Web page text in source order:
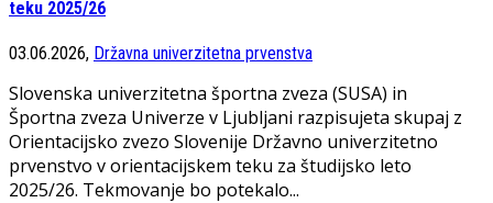
teku 2025/26
03.06.2026, Državna univerzitetna prvenstva
Slovenska univerzitetna športna zveza (SUSA) in
Športna zveza Univerze v Ljubljani razpisujeta skupaj z
Orientacijsko zvezo Slovenije Državno univerzitetno
prvenstvo v orientacijskem teku za študijsko leto
2025/26. Tekmovanje bo potekalo...